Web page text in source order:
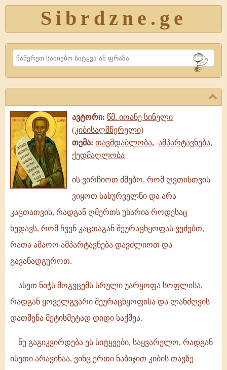
Sibrdzne.ge
Search
ავტორი: წმ. იოანე სინელი
(კიბისაღმწერელი)
თემა: თავმდაბლობა, ამპარტავნება,
ქედმაღლობა
ის
ძმებო,
რომ
ღვთისთვის
ვიყოთ
სასურველნი
არა
კაცთათვის,
რადგან
უხარია
როდესაც
ის ვირჩიოთ ძმებო, რომ ღვთისთვის
ვიყოთ სასურველნი და არა
კაცთათვის, რადგან ღმერთს უხარია როდესაც
ხედავს, რომ ჩვენ კაცთაგან შეურაცხყოფას ვეძებთ,
რათა ამაოო ამპარტავნება დავძლიოთ და
გავანადგუროთ.
ასეთ ნიჭს მოგვცემს სრული უარყოფა სოფლისა,
რადგან ყოველგვარი შეურაცხყოფისა და ლანძღვის
დათმენა მეტისმეტად დიდი საქმეა.
ნუ გაგიკვირდება ეს სიტყვები, საყვარელო, რადგან
ისეთი არავინაა, ვინც ერთი ნაბიჯით კიბის თავზე